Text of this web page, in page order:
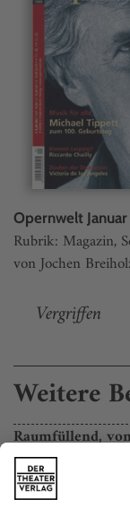
Opernwelt
Rubrik: Magazin,
von Jochen
Vergriffen
Weitere
Raumfüllend,
Levine und die
Wenn Levine die